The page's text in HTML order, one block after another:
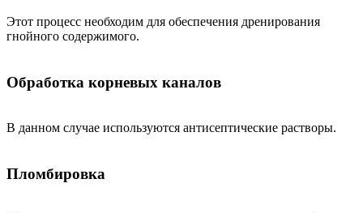
Этот процесс необходим для обеспечения дренирования
гнойного содержимого.
Обработка корневых каналов
В данном случае используются антисептические растворы.
Пломбировка